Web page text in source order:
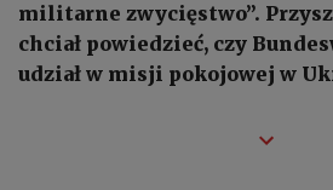
militarne zwycięstwo”.
chciał powiedzieć, czy
udział w misji pokojowej w